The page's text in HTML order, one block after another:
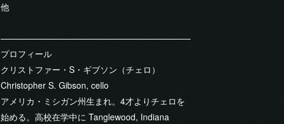
他
プロフィール
クリストファー・S・ギブソン（チェロ）
Christopher S. Gibson, cello
アメリカ・ミシガン州生まれ。4才よりチェロを
始める。高校在学中に Tanglewood, Indiana